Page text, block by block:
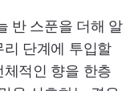
반 스푼을 더해 알
단계에 투입할
적인 향을 한층